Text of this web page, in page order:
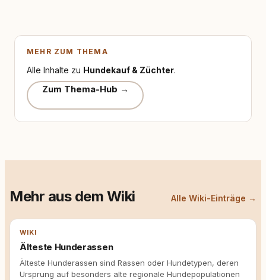
MEHR ZUM THEMA
Alle Inhalte zu Hundekauf & Züchter.
Zum Thema-Hub →
Mehr aus dem Wiki Alle Wiki-Einträge →
WIKI
Älteste Hunderassen
Älteste Hunderassen sind Rassen oder Hundetypen, deren
Ursprung auf besonders alte regionale Hundepopulationen